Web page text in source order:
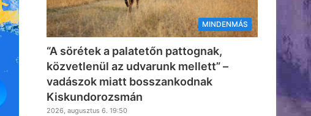
MINDENMÁS
“A sörétek a palatetőn pattognak,
közvetlenül az udvarunk mellett” –
vadászok miatt bosszankodnak
Kiskundorozsmán
2026, augusztus 6. 19:50